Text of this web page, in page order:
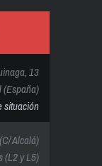
13
(España)
situación
Alcalá)
(L2 y L5)